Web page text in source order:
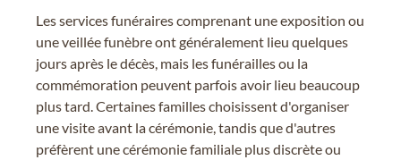
Les services funéraires comprenant une exposition ou
une veillée funèbre ont généralement lieu quelques
jours après le décès, mais les funérailles ou la
commémoration peuvent parfois avoir lieu beaucoup
plus tard. Certaines familles choisissent d'organiser
une visite avant la cérémonie, tandis que d'autres
préfèrent une cérémonie familiale plus discrète ou